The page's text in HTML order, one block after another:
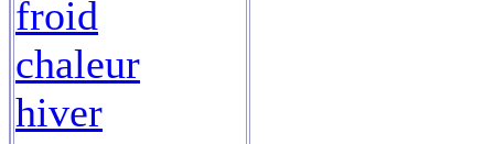
froid
chaleur
hiver